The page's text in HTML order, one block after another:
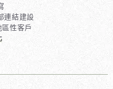
連結建設
性客戶